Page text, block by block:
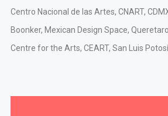
Centro Nacional de las Artes, CNART,
Boonker, Mexican Design Space, Queretaro.
Centre for the Arts, CEART, San Luis